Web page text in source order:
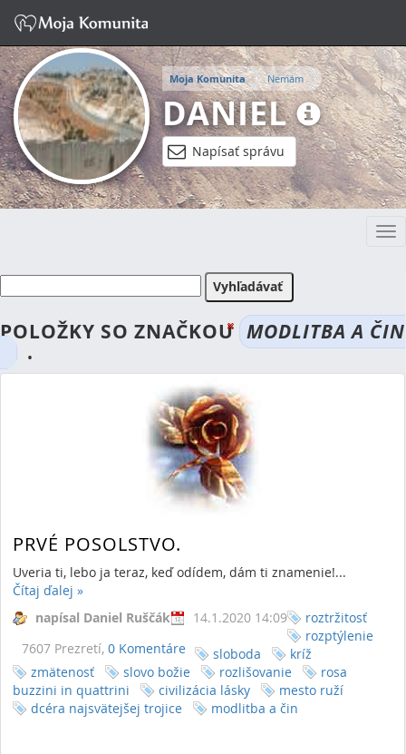
Moja Komunita Nemám
DANIEL
Napísať správu
POLOŽKY SO ZNAČKOU MODLITBA A ČIN
.
PRVÉ POSOLSTVO.
Uveria ti, lebo ja teraz, keď odídem, dám ti znamenie!...
Čítaj ďalej »
napísal Daniel Ruščák
14.1.2020 14:09
7607 Prezretí, 0 Komentáre
roztržitosť
rozptýlenie
sloboda
kríž
zmätenosť
slovo božie rozlišovanie
rosa
buzzini in quattrini
civilizácia lásky
mesto ruží
dcéra najsvätejšej trojice
modlitba a čin